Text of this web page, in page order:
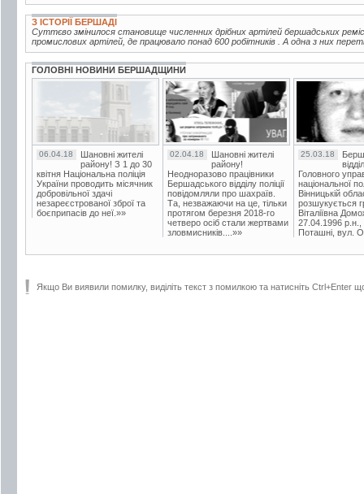
З ІСТОРІЇ БЕРШАДІ
Суттєво змінилося становище численних дрібних артілей бершадських
промислових артілей, де працювало понад 600 робітників . А одна з них
ГОЛОВНІ НОВИНИ БЕРШАДЩИНИ
06.04.18
Шановні жителі
району! З 1 до 30
квітня Національна поліція
України проводить місячник
добровільної здачі
незареєстрованої зброї та
боєприпасів до неї.»»
02.04.18
Шановні жителі
району!
Неодноразово працівники
Бершадського відділу поліції
повідомляли про шахраїв.
Та, незважаючи на це, тільки
протягом березня 2018-го
четверо осіб стали жертвами
зловмисників....»»
25.03.18
Головного
національної
Вінницькій
розшукується
Віталіївна
27.04.1996 р.н.,
Поташні, вул.
Якщо Ви виявили помилку, виділіть текст з помилкою та натисніть Ctrl+Enter